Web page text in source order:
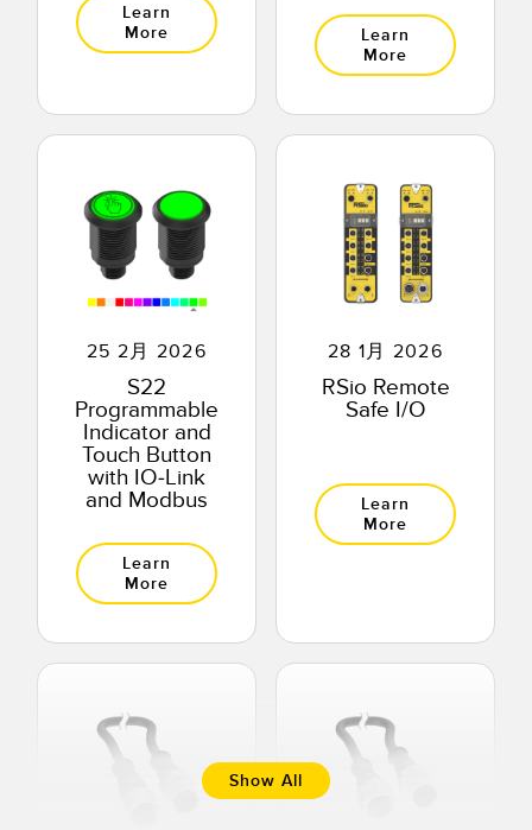
Learn
More
Learn
More
25 2月 2026
S22
Programmable
Indicator and
Touch Button
with IO-Link
and Modbus
Learn
More
28 1月 2026
RSio Remote
Safe I/O
Learn
More
Show All